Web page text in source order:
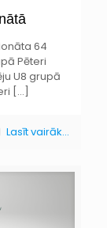
64
Pēteri
U8 grupā
[…]
Lasīt vairāk...